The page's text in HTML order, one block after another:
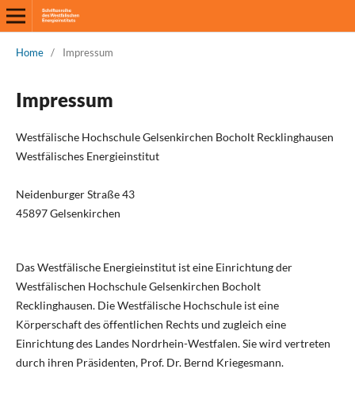
Home / Impressum
Impressum
Westfälische Hochschule Gelsenkirchen Bocholt Recklinghausen
Westfälisches Energieinstitut
Neidenburger Straße 43
45897 Gelsenkirchen
Das Westfälische Energieinstitut ist eine Einrichtung der
Westfälischen Hochschule Gelsenkirchen Bocholt
Recklinghausen. Die Westfälische Hochschule ist eine
Körperschaft des öffentlichen Rechts und zugleich eine
Einrichtung des Landes Nordrhein-Westfalen. Sie wird vertreten
durch ihren Präsidenten, Prof. Dr. Bernd Kriegesmann.